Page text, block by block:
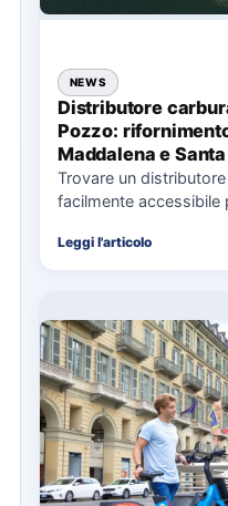
NEWS
Distributore
Pozzo:
Maddalena e
Trovare un
facilmente accessibile
soprattutto…
Leggi l'articolo